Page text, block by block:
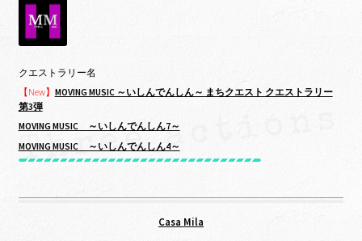
クエストラリー名
【New】 MOVING MUSIC ～いしんでんしん～ まちクエスト クエストラリー
第3弾
MOVING MUSIC ～いしんでんしん7～
MOVING MUSIC ～いしんでんしん4～
Casa Mila